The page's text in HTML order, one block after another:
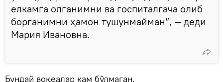
елкамга олганимни ва госпиталгача олиб
борганимни ҳамон тушунмайман”, — деди
Мария Ивановна.
Бундай воқеалар кам бўлмаган.